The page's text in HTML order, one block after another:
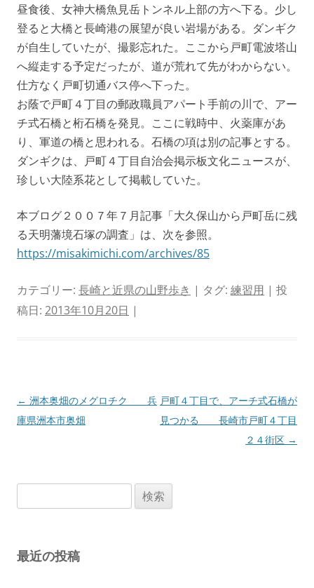
昼食後、女神大橋魚見岳トンネル上部の方へ下る。少し
登ると大橋と長崎港の展望が良い岩場がある。ダンギク
が自生していたが、撮影忘れた。ここから戸町電波塔山
へ縦走する予定だったが、道が荒れて先がわからない。
仕方なく戸町切通バス停へ下った。
お蔭で戸町４丁目の郵政職員アパート手前の川で、アー
チ式石橋と桁石橋を発見。ここに戦時中、火薬庫があ
り、軍道の橋と思われる。石橋の項は別の記事とする。
ダンギクは、戸町４丁目自治会掲示板文化ニュースが、
珍しい大陸系花として掲載していた。
本ブログ２００７年７月記事「大久保山から戸町岳に残
る天明藩境石塚の調査」は、次を参照。
https://misakimichi.com/archives/85
カテゴリー: 長崎と近県の山野歩き | タグ: 練習用 | 投
稿日: 2013年10月20日 |
投
稿
ン
← 洲本奥畑のメグロチク 兵
庫県洲本市奥畑
戸町４丁目で、アーチ式石橋が
見つかる 長崎市戸町４丁目
２４街区 →
索:
最近の投稿